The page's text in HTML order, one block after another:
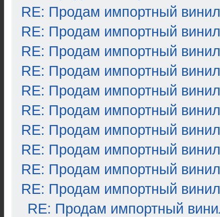
RE: Продам импортный винил
RE: Продам импортный винил
RE: Продам импортный винил
RE: Продам импортный винил
RE: Продам импортный винил
RE: Продам импортный винил
RE: Продам импортный винил
RE: Продам импортный винил
RE: Продам импортный винил
RE: Продам импортный винил
RE: Продам импортный